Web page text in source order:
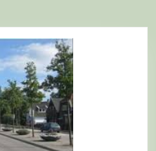
bericht: